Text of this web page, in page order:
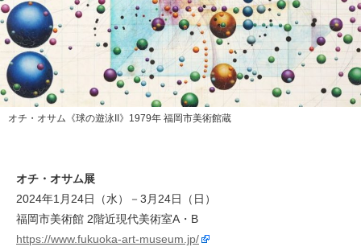
オチ・オサム《球の遊泳II》1979年 福岡市美術館蔵
オチ・オサム展
2024年1月24日（水）－3月24日（日）
福岡市美術館 2階近現代美術室A・B
https://www.fukuoka-art-museum.jp/